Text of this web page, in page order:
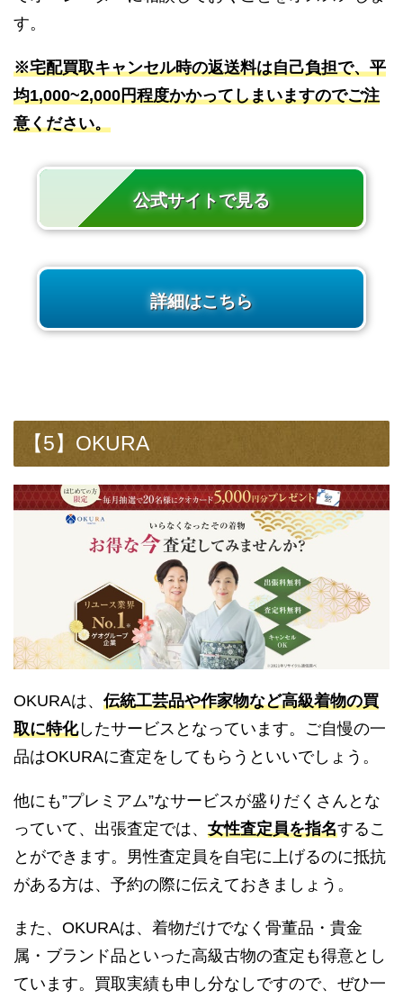
す。
※宅配買取キャンセル時の返送料は自己負担で、平
均1,000~2,000円程度かかってしまいますのでご注
意ください。
公式サイトで見る
詳細はこちら
【5】OKURA
OKURAは、 伝統工芸品や作家物など高級着物の買
取に特化したサービスとなっています。ご自慢の一
品はOKURAに査定をしてもらうといいでしょう。
他にも”プレミアム”なサービスが盛りだくさんとな
っていて、出張査定では、 女性査定員を指名するこ
とができます。男性査定員を自宅に上げるのに抵抗
がある方は、予約の際に伝えておきましょう。
また、OKURAは、着物だけでなく骨董品・貴金
属・ブランド品といった高級古物の査定も得意とし
ています。買取実績も申し分なしですので、ぜひ一